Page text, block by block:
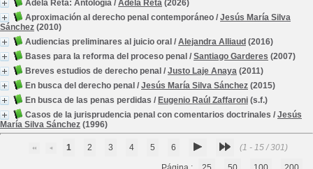
Adela Reta: Antología / Adela Reta (2026)
Aproximación al derecho penal contemporáneo / Jesús María Silva
Sánchez (2010)
Audiencias preliminares al juicio oral / Alejandra Alliaud (2016)
Bases para la reforma del proceso penal / Santiago Garderes (2007)
Breves estudios de derecho penal / Justo Laje Anaya (2011)
En busca del derecho penal / Jesús María Silva Sánchez (2015)
En busca de las penas perdidas / Eugenio Raúl Zaffaroni (s.f.)
Casos de la jurisprudencia penal con comentarios doctrinales / Jesús
María Silva Sánchez (1996)
1 2 3 4 5 6 (1 - 15 / 301)